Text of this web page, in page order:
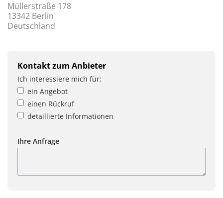
Müllerstraße 178
13342 Berlin
Deutschland
Kontakt zum Anbieter
Ich interessiere mich für:
ein Angebot
einen Rückruf
detaillierte Informationen
Ihre Anfrage